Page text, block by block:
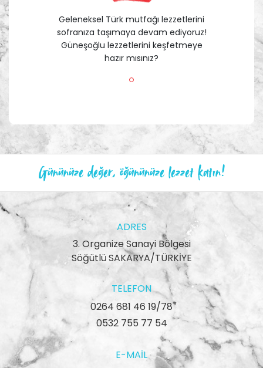
Geleneksel Türk mutfağı lezzetlerini
sofranıza taşımaya devam ediyoruz!
Güneşoğlu lezzetlerini keşfetmeye
hazır mısınız?
Gününüze değer, öğününüze lezzet katın!
ADRES
3. Organize Sanayi Bölgesi
Söğütlü SAKARYA/TÜRKİYE
TELEFON
0264 681 46 19/78
0532 755 77 54
E-MAIL